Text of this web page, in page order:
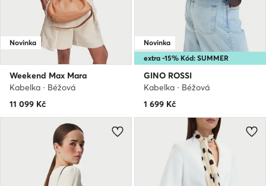
Novinka
Weekend Max Mara
Kabelka · Béžová
11 099 Kč
extra -15% Kód: SUMMER
Novinka
GINO ROSSI
Kabelka · Béžová
1 699 Kč